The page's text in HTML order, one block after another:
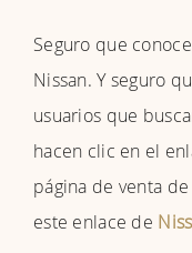
Seguro que
Nissan. Y seguro
usuarios que
hacen clic en el
página de venta
este enlace de